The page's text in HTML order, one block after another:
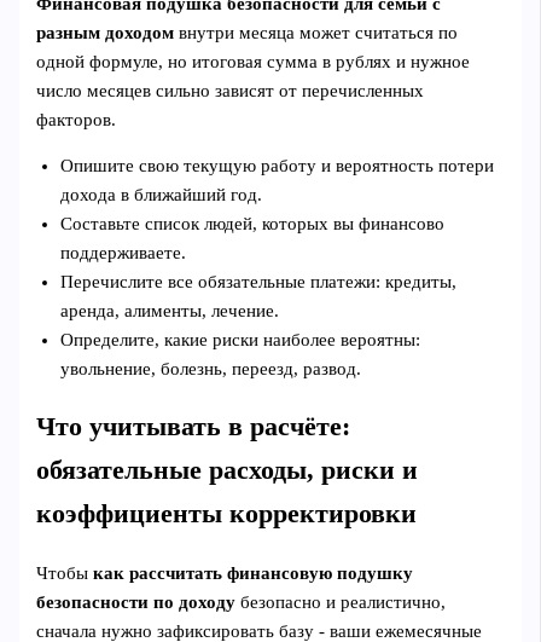
разным доходом внутри месяца может считаться по
одной формуле, но итоговая сумма в рублях и нужное
число месяцев сильно зависят от перечисленных
факторов.
Опишите свою текущую работу и вероятность потери
дохода в ближайший год.
Составьте список людей, которых вы финансово
поддерживаете.
Перечислите все обязательные платежи: кредиты,
аренда, алименты, лечение.
Определите, какие риски наиболее вероятны:
увольнение, болезнь, переезд, развод.
Что учитывать в расчёте:
обязательные расходы, риски и
коэффициенты корректировки
Чтобыкак рассчитать финансовую подушку
безопасности по доходу безопасно и реалистично,
сначала нужно зафиксировать базу - ваши ежемесячные